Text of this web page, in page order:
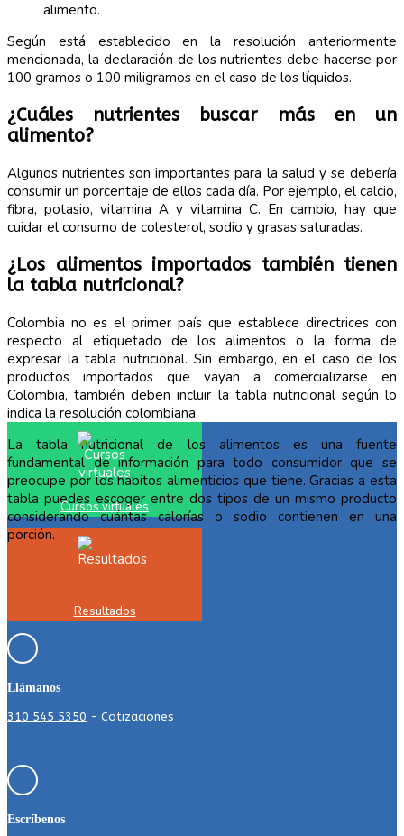
alimento.
Según está establecido en la resolución anteriormente
mencionada, la declaración de los nutrientes debe hacerse por
100 gramos o 100 miligramos en el caso de los líquidos.
¿Cuáles nutrientes buscar más en un
alimento?
Algunos nutrientes son importantes para la salud y se debería
consumir un porcentaje de ellos cada día. Por ejemplo, el calcio,
fibra, potasio, vitamina A y vitamina C. En cambio, hay que
cuidar el consumo de colesterol, sodio y grasas saturadas.
¿Los alimentos importados también tienen
la tabla nutricional?
Colombia no es el primer país que establece directrices con
respecto al etiquetado de los alimentos o la forma de
expresar la tabla nutricional. Sin embargo, en el caso de los
productos importados que vayan a comercializarse en
Colombia, también deben incluir la tabla nutricional según lo
indica la resolución colombiana.
La tabla nutricional de los alimentos es una fuente
fundamental de información para todo consumidor que se
preocupe por los hábitos alimenticios que tiene. Gracias a esta
tabla puedes escoger entre dos tipos de un mismo producto
considerando cuántas calorías o sodio contienen en una
porción.
Cursos virtuales
Resultados
Llámanos
310 545 5350 - Cotizaciones
Escríbenos